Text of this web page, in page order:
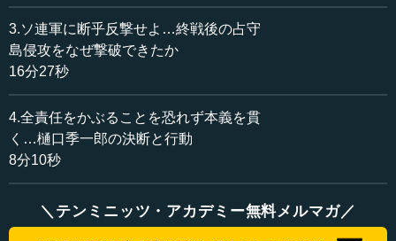
話）
※インタビュアー：川上達史（テンミニッツ・アカデミー
編集長）
―― 次の第二のポイントですね。アッツ島の玉砕と、キ
スカ島からの撤退というところに行きたいと思います。
その間の流れでいきますと、そのオトポール事件の後で
すね。ノモンハン事件のあった昭和14（1939）年に陸軍中
将に進級されて、第九師団、金沢に行かれた。その後に、
昭和17（1942）年に札幌北部軍司令官に就かれると。ここ
から終戦までずっとその北海道の軍司令官ということに
（なるのですね）。
早坂 そうです。北部軍が北方軍になり、それが第五方面
3.ソ連軍に断乎反撃せよ…終戦後の占守
島侵攻をなぜ撃破できたか
16分27秒
4.全責任をかぶることを恐れず本義を貫
く…樋口季一郎の決断と行動
8分10秒
＼テンミニッツ・アカデミー無料メルマガ／